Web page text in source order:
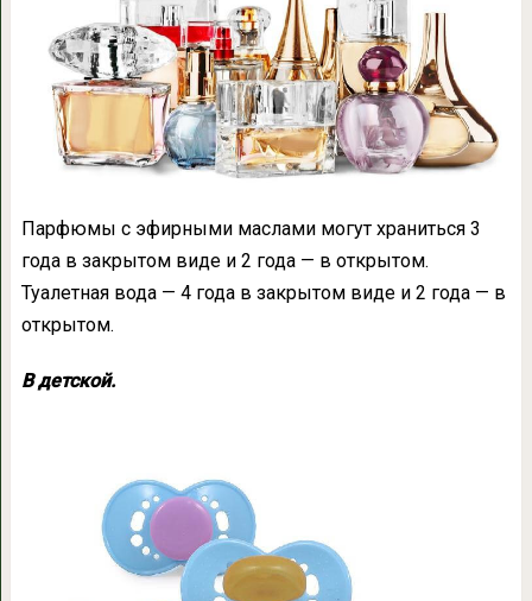
Парфюмы с эфирными маслами могут храниться 3
года в закрытом виде и 2 года — в открытом.
Туалетная вода — 4 года в закрытом виде и 2 года — в
открытом.
В детской.